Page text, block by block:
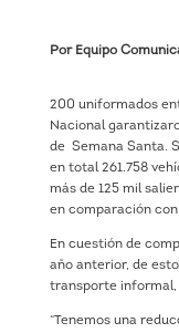
Por Equipo
200 uniformados
Nacional
de Semana Santa.
en total 261.758
más de 125 mil
en comparación con
En cuestión de
año anterior, de
transporte informal,
“Tenemos una